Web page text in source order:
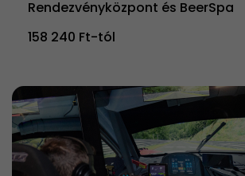
Rendezvényközpont és BeerSpa
158 240 Ft-tól